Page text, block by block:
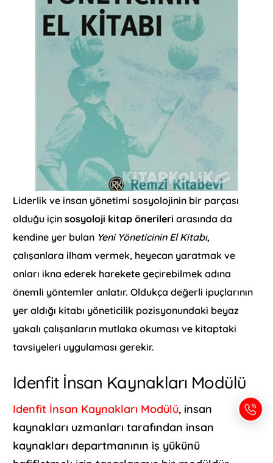
Liderlik ve insan yönetimi sosyolojinin bir parçası
olduğu içinsosyoloji kitap önerileriarasında da
kendine yer bulan Yeni Yöneticinin El Kitabı,
çalışanlara ilham vermek, heyecan yaratmak ve
onları ikna ederek harekete geçirebilmek adına
önemli yöntemler anlatır. Oldukça değerli ipuçlarının
yer aldığı kitabı yöneticilik pozisyonundaki beyaz
yakalı çalışanların mutlaka okuması ve kitaptaki
tavsiyeleri uygulaması gerekir.
Idenfit İnsan Kaynakları Modülü
Idenfit İnsan Kaynakları Modülü, insan
kaynakları uzmanları tarafından insan
kaynakları departmanının iş yükünü